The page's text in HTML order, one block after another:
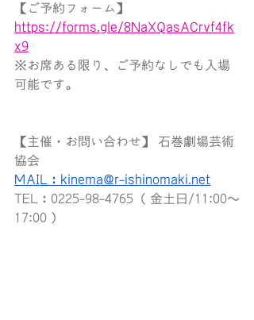
【ご予約フォーム】
https://forms.gle/8NaXQasACrvf4fk
x9
※お席ある限り、ご予約なしでも入場
可能です。
【主催・お問い合わせ】 石巻劇場芸術
協会
MAIL：kinema@r-ishinomaki.net
TEL：0225-98-4765（ 金土日/11:00〜
17:00 ）